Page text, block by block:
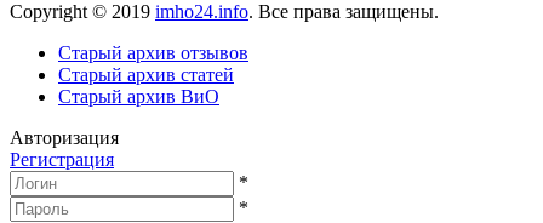
Copyright © 2019 imho24.info. Все права защищены.
Старый архив отзывов
Старый архив статей
Старый архив ВиО
Авторизация
Регистрация
*
*